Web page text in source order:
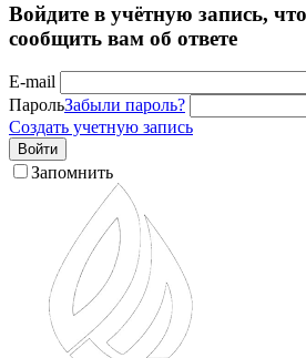
Войдите в учётную запись,
сообщить вам об ответе
E-mail
ПарольЗабыли пароль?
Создать учетную запись
Войти
Запомнить